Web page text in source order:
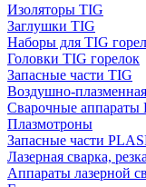
Изоляторы TIG
Заглушки TIG
Наборы для TIG
Головки TIG горелок
Запасные части TIG
Воздушно-
Сварочные
Плазмотроны
Запасные части
Лазерная сварка,
Аппараты лазерной